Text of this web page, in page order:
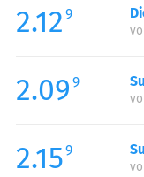
Mittwoch:
Donnerstag:
Samstag:
Sonntag:
2.12 9
2.09 9
2.159